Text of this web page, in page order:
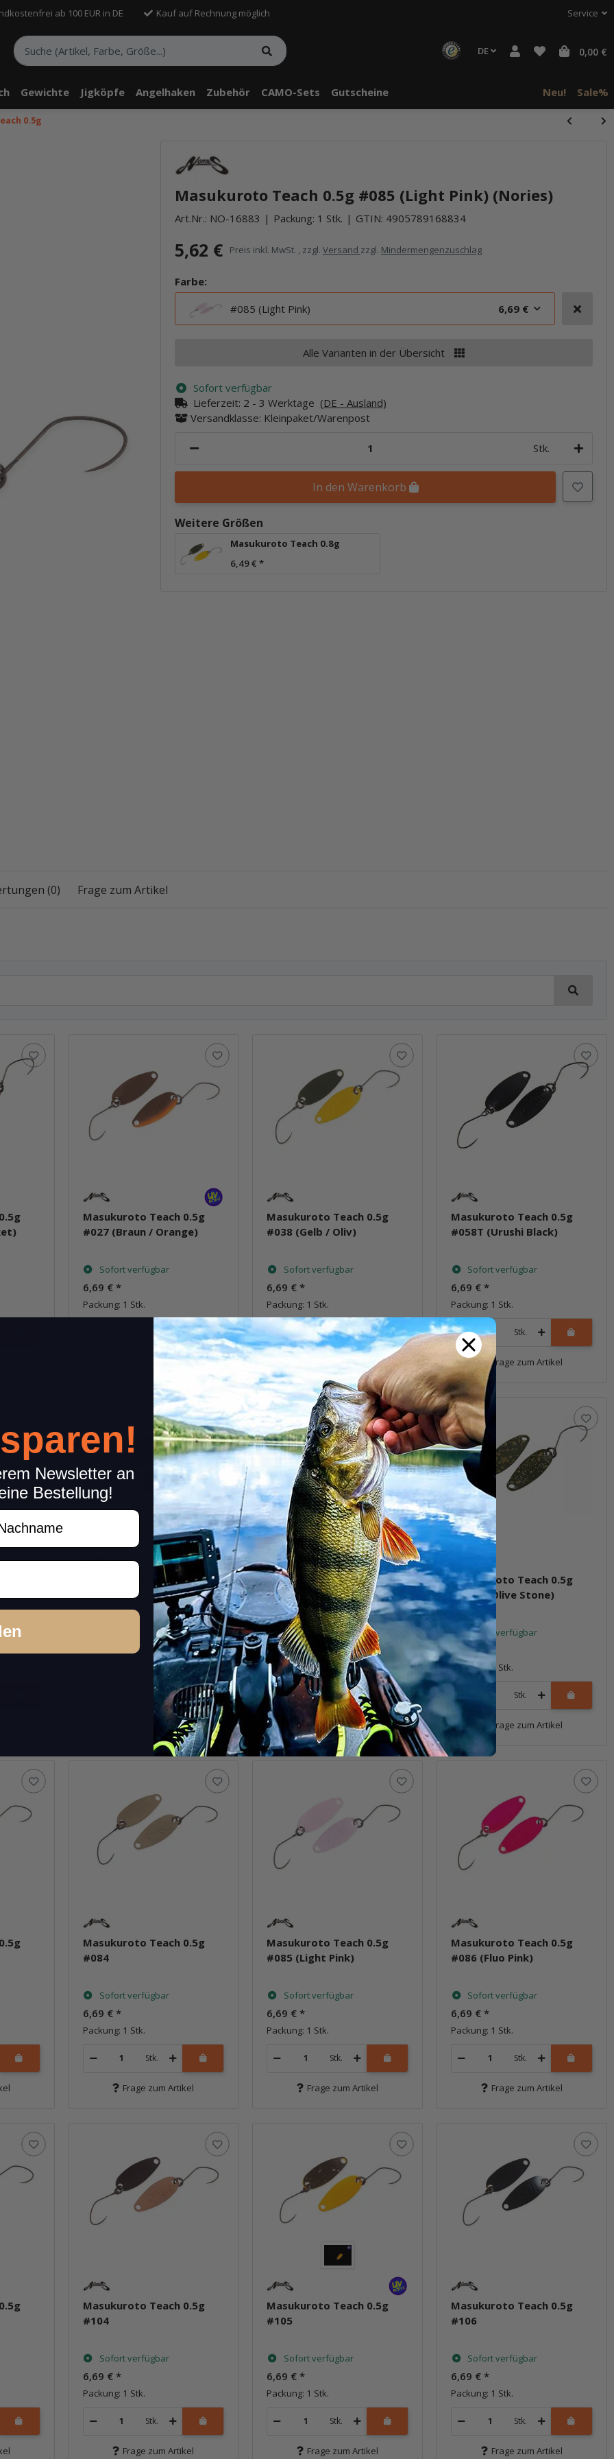
ab 100 EUR in DE Kauf auf Rechnung möglich Service
DE 0,00 €
Gewichte Jigköpfe Angelhaken Zubehör CAMO-Sets Gutscheine Neu! Sale%
0.5g
findest Du Inhalte von Drittanbietern (Youtube). Möchtest Du Inhalte von
angezeigt bekommen, klicke bitte in den Einstellungen zur Privatssphäre "Alle
akzeptieren" und lade anschließend die Seite neu.Masukuroto Teach 0.5g #085 (Light Pink) (Nories)
Art.Nr.: NO-16883 Packung: 1 Stk. GTIN: 4905789168834
5,62 € Preis inkl. MwSt. , zzgl. Versand zzgl. Mindermengenzuschlag
Farbe:
#085 (Light Pink)
6,69 €
Alle Varianten in der Übersicht
Sofort verfügbar
Lieferzeit: 2 - 3 Werktage (DE - Ausland)
Versandklasse: Kleinpaket/Warenpost
Stk.
In den Warenkorb
Weitere Größen
Masukuroto Teach 0.8g
6,49 € *
(0) Frage zum Artikel
Masukuroto Teach 0.5g
#027 (Braun / Orange)
Sofort verfügbar
6,69 € *
Packung: 1 Stk.
Stk.
Frage zum Artikel
Masukuroto Teach 0.5g
#038 (Gelb / Oliv)
Sofort verfügbar
6,69 €*
Packung: 1 Stk.
Stk.
Frage zum Artikel
Masukuroto Teach 0.5g
#058T (Urushi Black)
Sofort verfügbar
6,69 €*
Packung: 1 Stk.
Stk.
Frage zum Artikel
Masukuroto Teach 0.5g
#079T (Pumpkin Seed)
Sofort verfügbar
Stk.
Frage zum Artikel
Masukuroto Teach 0.5g
#080T (Honey Mustard)
Sofort verfügbar
6,69 €*
Packung: 1 Stk.
Stk.
Frage zum Artikel
Masukuroto Teach 0.5g
#081T (Olive Stone)
Sofort verfügbar
6,69 €*
Packung: 1 Stk.
Stk.
Frage zum Artikel
Masukuroto Teach 0.5g
#084
Sofort verfügbar
6,69 € *
Packung: 1 Stk.
Stk.
Frage zum Artikel
Masukuroto Teach 0.5g
#085 (Light Pink)
Sofort verfügbar
6,69 €*
Packung: 1 Stk.
Stk.
Frage zum Artikel
Masukuroto Teach 0.5g
#086 (Fluo Pink)
Sofort verfügbar
6,69 €*
Packung: 1 Stk.
Stk.
Frage zum Artikel
Masukuroto Teach 0.5g
#104
Sofort verfügbar
6,69 € *
Packung: 1 Stk.
Stk.
Frage zum Artikel
Masukuroto Teach 0.5g
#105
Sofort verfügbar
6,69 €*
Packung: 1 Stk.
Stk.
Frage zum Artikel
Masukuroto Teach 0.5g
#106
Sofort verfügbar
6,69 €*
Packung: 1 Stk.
Stk.
Frage zum Artikel
Newsletter an
Bestellung!